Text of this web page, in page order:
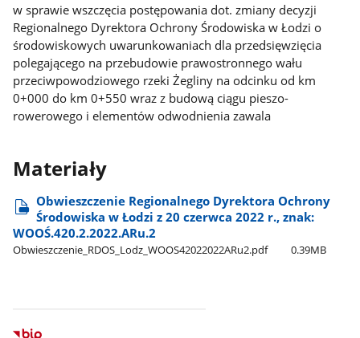
w sprawie wszczęcia postępowania dot. zmiany decyzji
Regionalnego Dyrektora Ochrony Środowiska w Łodzi o
środowiskowych uwarunkowaniach dla przedsięwzięcia
polegającego na przebudowie prawostronnego wału
przeciwpowodziowego rzeki Żegliny na odcinku od km
0+000 do km 0+550 wraz z budową ciągu pieszo-
rowerowego i elementów odwodnienia zawala
Materiały
Obwieszczenie Regionalnego Dyrektora Ochrony
Środowiska w Łodzi z 20 czerwca 2022 r., znak:
WOOŚ.420.2.2022.ARu.2
Obwieszczenie​_RDOS​_Lodz​_WOOS42022022ARu2.pdf 0.39MB